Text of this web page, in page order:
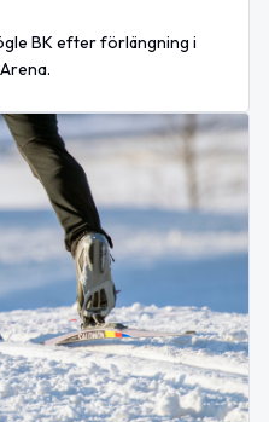
BK efter förlängning i